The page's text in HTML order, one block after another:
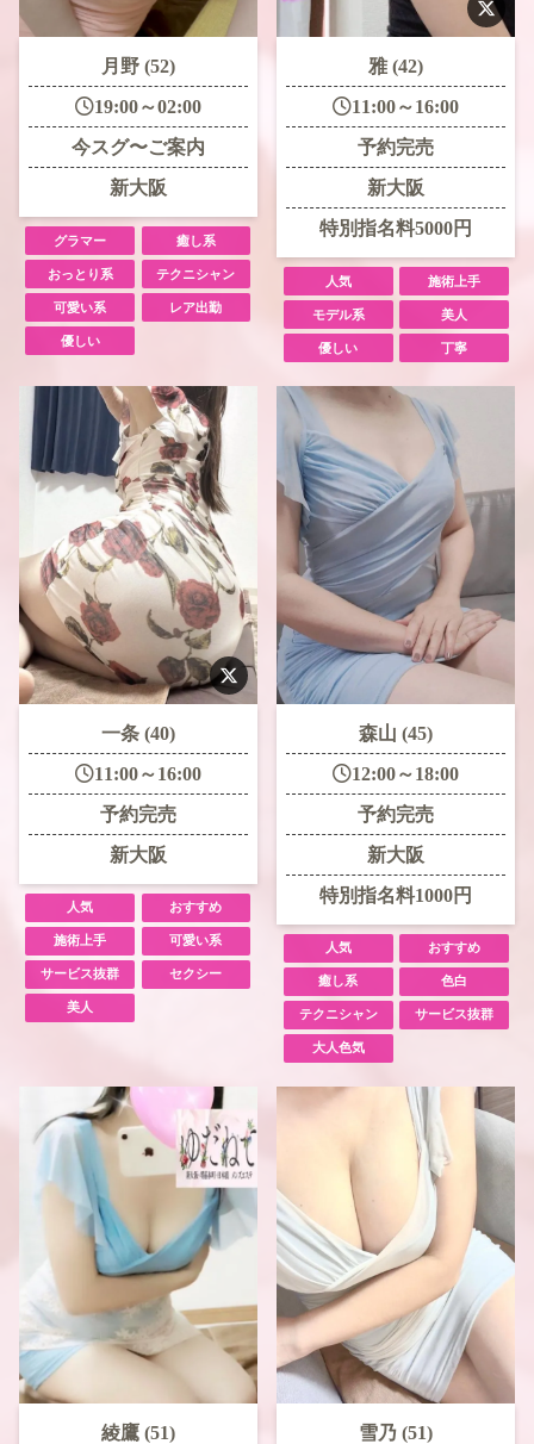
月野 (52)
19:00～02:00
今スグ〜ご案内
新大阪
グラマー 癒し系
おっとり系 テクニシャン
可愛い系 レア出勤
優しい
雅 (42)
11:00～16:00
予約完売
新大阪
特別指名料5000円
人気 施術上手
モデル系 美人
優しい 丁寧
一条 (40)
11:00～16:00
予約完売
新大阪
人気 おすすめ
施術上手 可愛い系
サービス抜群 セクシー
美人
森山 (45)
12:00～18:00
予約完売
新大阪
特別指名料1000円
人気 おすすめ
癒し系 色白
テクニシャン サービス抜群
大人色気
綾鷹 (51)
雪乃 (51)